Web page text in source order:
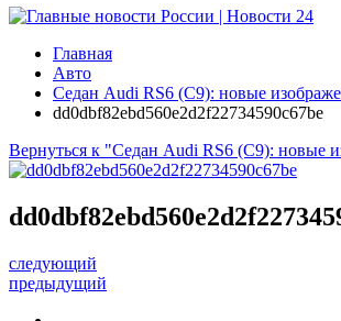
Главная
Авто
Седан Audi RS6 (C9): новые
dd0dbf82ebd560e2d2f22734590c67be
Вернуться к "Седан Audi RS6 (C9): новые
следующий
предыдущий